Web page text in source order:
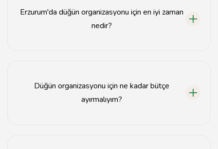
Erzurum'da düğün organizasyonu için en iyi zaman
nedir?
Düğün organizasyonu için ne kadar bütçe
ayırmalıyım?